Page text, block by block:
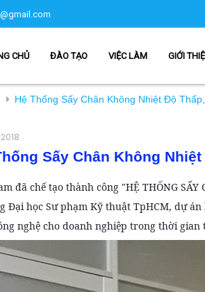
CHỦ ĐÀO TẠO VIỆC LÀM GIỚI
Hệ Thống Sấy Chân Không Nhiệt Độ
Sấy Chân Không
đã chế tạo thành công "HỆ THỐNG
Đại học Sư phạm Kỹ thuật TpHCM, dự án
nghệ cho doanh nghiệp trong thời gian